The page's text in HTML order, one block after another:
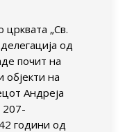
„Св.
од
почит на
објекти на
Андреја
207-
години од